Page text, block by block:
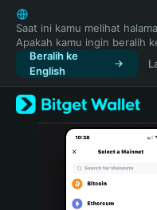
English
日本語
Tiếng Việt
Русский
Español (Latinoamérica)
Türkçe
Italiano
Saat ini kamu melihat
Apakah kamu ingin beralih
Beralih ke
English